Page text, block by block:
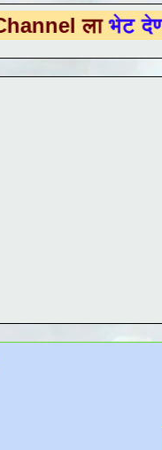
भेट देण्यासाठी